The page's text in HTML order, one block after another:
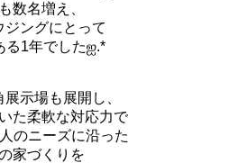
数名増え、
ジングにとって
る1年でしたஐ.*
示場も展開し、
た柔軟な対応力で
のニーズに沿った
家づくりを